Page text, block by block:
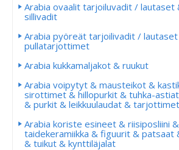
Arabia ovaalit tarjoiluvadit / lautaset
sillivadit
Arabia pyöreät tarjoilivadit /
pullatarjottimet
Arabia kukkamaljakot & ruukut
Arabia voipytyt & mausteikot &
sirottimet & hillopurkit & tuhka-
& purkit & leikkuulaudat & tarjottimet
Arabia koriste esineet & riisiposliini
taidekeramiikka & figuurit &
& tuikut & kynttiläjalat